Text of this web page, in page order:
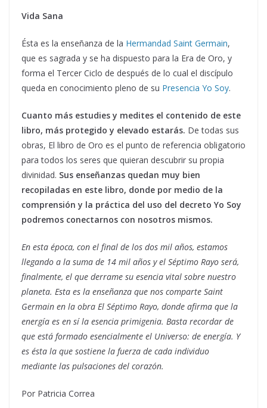
Vida Sana
Ésta es la enseñanza de la Hermandad Saint Germain,
que es sagrada y se ha dispuesto para la Era de Oro, y
forma el Tercer Ciclo de después de lo cual el discípulo
queda en conocimiento pleno de su Presencia Yo Soy.
Cuanto más estudies y medites el contenido de este
libro, más protegido y elevado estarás. De todas sus
obras, El libro de Oro es el punto de referencia obligatorio
para todos los seres que quieran descubrir su propia
divinidad. Sus enseñanzas quedan muy bien
recopiladas en este libro, donde por medio de la
comprensión y la práctica del uso del decreto Yo Soy
podremos conectarnos con nosotros mismos.
En esta época, con el final de los dos mil años, estamos
llegando a la suma de 14 mil años y el Séptimo Rayo será,
finalmente, el que derrame su esencia vital sobre nuestro
planeta. Esta es la enseñanza que nos comparte Saint
Germain en la obra El Séptimo Rayo, donde afirma que la
energía es en sí la esencia primigenia. Basta recordar de
que está formado esencialmente el Universo: de energía. Y
es ésta la que sostiene la fuerza de cada individuo
mediante las pulsaciones del corazón.
Por Patricia Correa